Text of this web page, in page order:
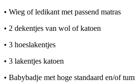
• Wieg of ledikant met passend matras
• 2 dekentjes van wol of katoen
• 3 hoeslakentjes
• 3 lakentjes katoen
• Babybadje met hoge standaard en/of